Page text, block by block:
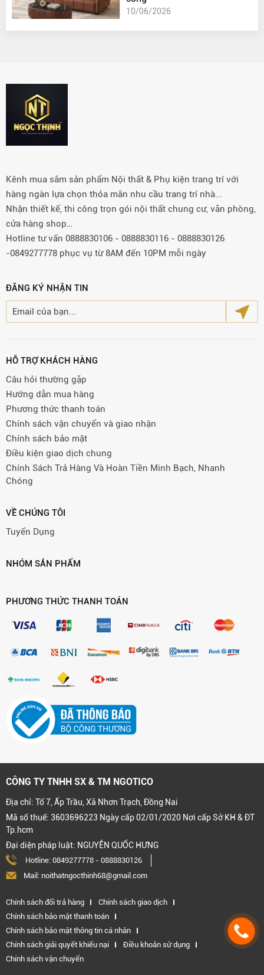
10/06/2026
Kênh mua sắm sản phẩm Nội thất & Phụ kiện trang trí với
hàng ngàn lựa chọn thỏa mãn nhu cầu trang trí nhà...
Nhận thiết kế, thi công trọn gói nội thất chung cư, văn phòng,
cửa hàng shop…
Hotline tư vấn 0888830106 - 0888830116 - 0888830126
-0849277778 phục vụ từ 8AM đến 10PM mỗi ngày
ĐĂNG KÝ NHẬN TIN
HỖ TRỢ KHÁCH HÀNG
Câu hỏi thường gặp
Hướng dẫn mua hàng
Phương thức thanh toán
Chính sách vận chuyển và giao nhận
Chính sách bảo mật
Điều kiện giao dịch chung
Chính Sách Trả Hàng Và Hoàn Tiền Minh Bạch, Nhanh
Chóng
VỀ CHÚNG TÔI
Tuyển Dụng
NHÓM SẢN PHẨM
PHƯƠNG THỨC THANH TOÁN
CÔNG TY TNHH SX & TM NGOTICO
Địa chỉ: Tổ 7, Ấp Trầu, Xã Nhơn Trạch, Đồng Nai
Mã số thuế: 3603696223 Ngày cấp 02/01/2020 Nơi cấp Sở KH & ĐT
Tp.hcm
Đại diện pháp luật: NGUYỄN QUỐC HƯNG
Hotline: 0849277778 - 0888830126
Mail: noithatngocthinh68@gmail.com
Chính sách đổi trả hàng
Chính sách giao dịch
Chính sách bảo mật thanh toán
Chính sách bảo mật thông tin cá nhân
Chính sách giải quyết khiếu nại
Điều khoản sử dụng
Chính sách vận chuyển